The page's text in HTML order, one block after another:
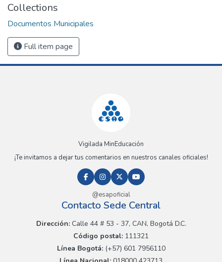
Collections
Documentos Municipales
Full item page
Vigilada MinEducación
¡Te invitamos a dejar tus comentarios en nuestros canales oficiales!
@esapoficial
Contacto Sede Central
Dirección:Calle 44 # 53 - 37, CAN, Bogotá D.C.
Código postal: 111321
Línea Bogotá:(+57) 601 7956110